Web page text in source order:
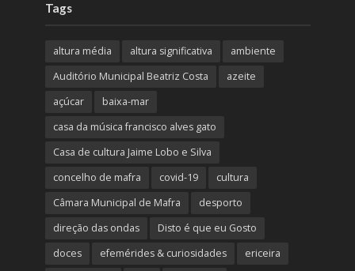
Tags
altura média altura significativa
ambiente
Auditório Municipal Beatriz Costa
azeite
açúcar
baixa-mar
casa da música francisco alves gato
Casa de cultura Jaime Lobo e Silva
concelho de mafra
covid-19
cultura
Câmara Municipal de Mafra
desporto
direção das ondas
Disto é que eu Gosto
doces
efemérides & curiosidades
ericeira